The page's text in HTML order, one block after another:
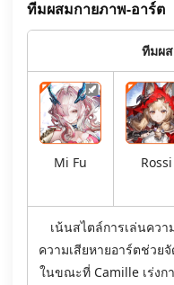
ทีมผสมกายภาพ-อาร์ต
ทีมผ
Mi Fu Rossi
เน้นสไตล์การเล่นคว
ความเสียหายอาร์ตช่วย
ในขณะที่ Camille เร่งก